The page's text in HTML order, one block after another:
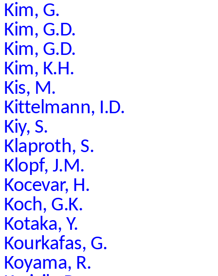
Kim, G.
Kim, G.D.
Kim, G.D.
Kim, K.H.
Kis, M.
Kittelmann, I.D.
Kiy, S.
Klaproth, S.
Klopf, J.M.
Kocevar, H.
Koch, G.K.
Kotaka, Y.
Kourkafas, G.
Koyama, R.